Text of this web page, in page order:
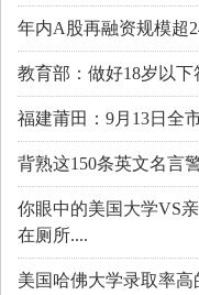
年内A股再融资规模超
教育部：做好18岁以
福建莆田：9月13日全
背熟这150条英文名言
你眼中的美国大学VS
在厕所....
美国哈佛大学录取率